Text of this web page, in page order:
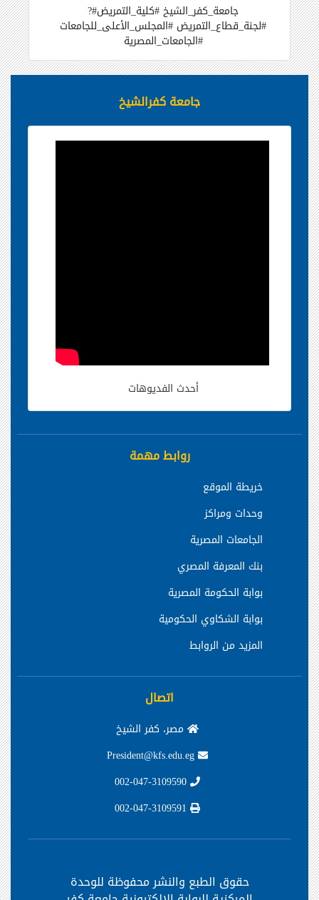
?#جامعة_كفر_الشيخ #كلية_التمريض
#لجنة_قطاع_التمريض #المجلس_الأعلى_للجامعات
#الجامعات_المصرية
جامعة كفرالشيخ
أحدث الفديوهات
روابط مهمة
خريطة الموقع
وحدات ومراكز
الجامعات المصرية
بنك المعرفة المصري
بوابة الحكومة المصرية
بوابة الشكاوي الحكومية
المزيد من الروابط
اتصال
مصر، كفر الشيخ
حقوق الطبع والنشر محفوظة للوحدة